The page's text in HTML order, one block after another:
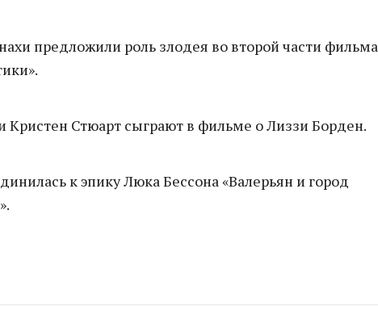
предложили роль злодея во второй части фильма
Кристен Стюарт сыграют в фильме о Лиззи Борден.
к эпику Люка Бессона «Валерьян и город